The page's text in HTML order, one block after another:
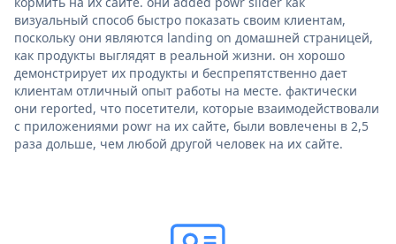
визуальный способ быстро показать своим клиентам,
поскольку они являются landing on домашней страницей,
как продукты выглядят в реальной жизни. он хорошо
демонстрирует их продукты и беспрепятственно дает
клиентам отличный опыт работы на месте. фактически
они reported, что посетители, которые взаимодействовали
с приложениями powr на их сайте, были вовлечены в 2,5
раза дольше, чем любой другой человек на их сайте.